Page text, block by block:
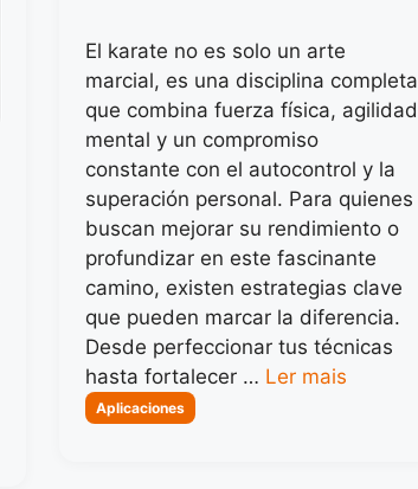
El karate no es solo un arte
marcial, es una disciplina completa
que combina fuerza física, agilidad
mental y un compromiso
constante con el autocontrol y la
superación personal. Para quienes
buscan mejorar su rendimiento o
profundizar en este fascinante
camino, existen estrategias clave
que pueden marcar la diferencia.
Desde perfeccionar tus técnicas
hasta fortalecer … Ler mais
Categorias
Aplicaciones